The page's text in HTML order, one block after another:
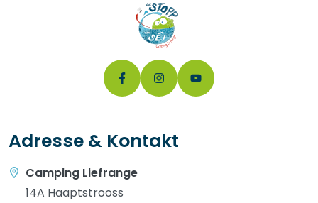
Adresse & Kontakt
Camping Liefrange
14A Haaptstrooss